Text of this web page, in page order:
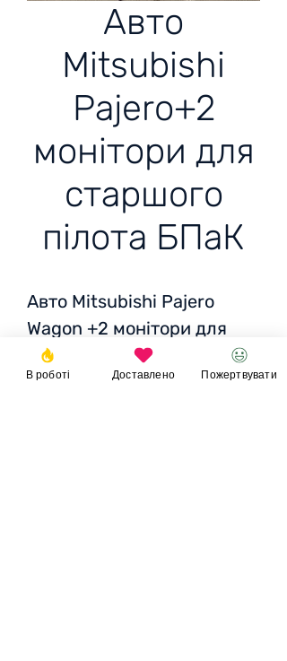
Авто
Mitsubishi
Pajero+2
монітори для
старшого
пілота БПаК
Авто Mitsubishi Pajero
Wagon +2 монітори для
старшого пілота БПаК
Вартість авто: 269 951 грн
В роботі Доставлено Пожертвувати